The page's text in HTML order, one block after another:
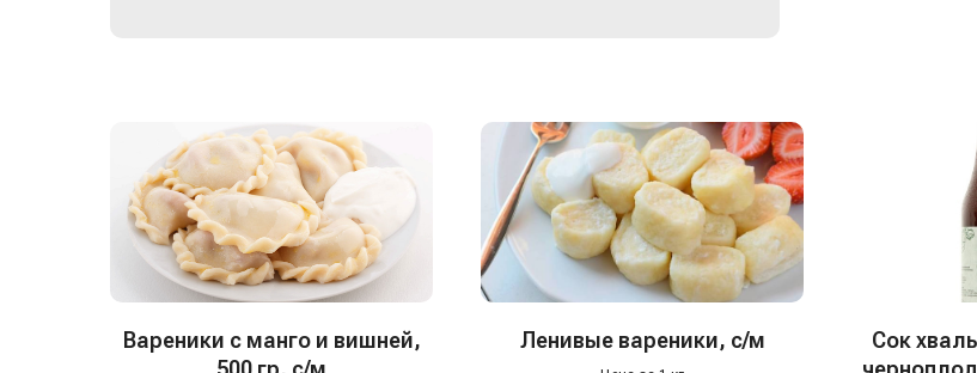
Вареники с манго и вишней,
Ленивые вареники, с/м
Сок